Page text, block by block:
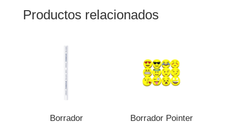
Compartimentos
Productos relacionados
Borrador
Borrador Pointer